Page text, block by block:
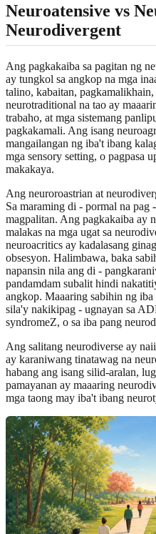
Neuroatensive vs
Neurodivergent
Ang pagkakaiba sa pagitan ng
ay tungkol sa angkop na mga
talino, kabaitan,
neurotraditional na tao ay
trabaho, at mga sistemang
pagkakamali. Ang isang
mangailangan ng iba't ibang
mga sensory setting, o pagpasa
makakaya.
Ang neuroroastrian at
Sa maraming di - pormal na pag
magpalitan. Ang pagkakaiba ay
malakas na mga ugat sa
neuroacritics ay kadalasang
obsesyon. Halimbawa, baka
napansin nila ang di -
pandamdam subalit hindi
angkop. Maaaring sabihin ng
sila'y nakikipag - ugnayan sa
syndromeZ, o sa iba pang
Ang salitang neurodiverse ay
ay karaniwang tinatawag na
habang ang isang silid-aralan,
pamayanan ay maaaring
mga taong may iba't ibang